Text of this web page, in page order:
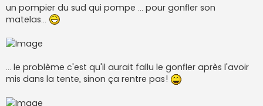
s
s
a
e
un pompier du sud qui pompe ... pour gonfler son
matelas...
... le problème c'est qu'il aurait fallu le gonfler après l'avoir
mis dans la tente, sinon ça rentre pas!